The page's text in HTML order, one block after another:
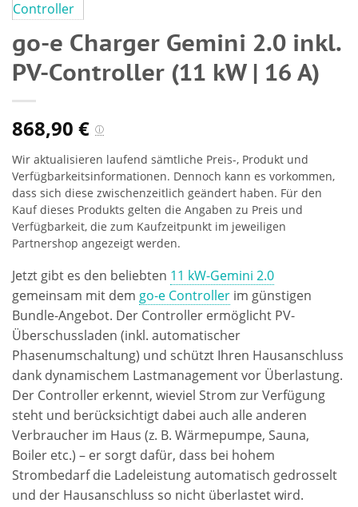
go-e Charger Gemini 2.0 inkl.
PV-Controller (11 kW | 16 A)
868,90 € ⓘ
Wir aktualisieren laufend sämtliche Preis-, Produkt und
Verfügbarkeitsinformationen. Dennoch kann es vorkommen,
dass sich diese zwischenzeitlich geändert haben. Für den
Kauf dieses Produkts gelten die Angaben zu Preis und
Verfügbarkeit, die zum Kaufzeitpunkt im jeweiligen
Partnershop angezeigt werden.
Jetzt gibt es den beliebten 11 kW-Gemini 2.0
gemeinsam mit dem go-e Controller im günstigen
Bundle-Angebot. Der Controller ermöglicht PV-
Überschussladen (inkl. automatischer
Phasenumschaltung) und schützt Ihren Hausanschluss
dank dynamischem Lastmanagement vor Überlastung.
Der Controller erkennt, wieviel Strom zur Verfügung
steht und berücksichtigt dabei auch alle anderen
Verbraucher im Haus (z. B. Wärmepumpe, Sauna,
Boiler etc.) – er sorgt dafür, dass bei hohem
Strombedarf die Ladeleistung automatisch gedrosselt
und der Hausanschluss so nicht überlastet wird.